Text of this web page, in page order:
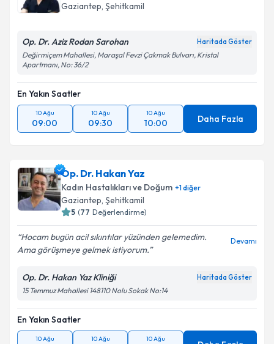
Gaziantep, Şehitkamil
Op. Dr. Aziz Rodan Sarohan Haritada Göster
Değirmiçem Mahallesi, Maraşal Fevzi Çakmak Bulvarı, Kristal
Apartmanı, No: 36/2
En Yakın Saatler
10 Ağu
09:00
10 Ağu
09:30
10 Ağu
10:00 Daha Fazla
Op. Dr. Hakan Yaz
Kadın Hastalıkları ve Doğum +1diğer
Gaziantep, Şehitkamil
5 (77 Değerlendirme)
Hocam bugün acil sıkıntılar yüzünden gelemedim.
Ama görüşmeye gelmek istiyorum.
Devamı
Op. Dr. Hakan Yaz Kliniği Haritada Göster
15 Temmuz Mahallesi 148110 Nolu Sokak No:14
En Yakın Saatler
10 Ağu 10 Ağu 10 Ağu